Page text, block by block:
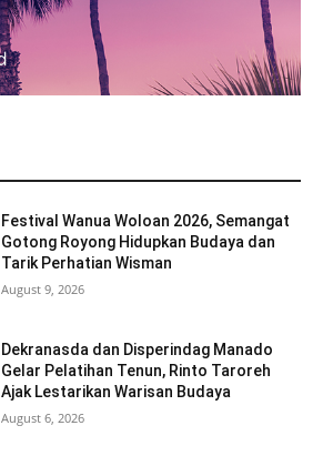
Festival Wanua Woloan 2026, Semangat
Gotong Royong Hidupkan Budaya dan
Tarik Perhatian Wisman
August 9, 2026
Dekranasda dan Disperindag Manado
Gelar Pelatihan Tenun, Rinto Taroreh
Ajak Lestarikan Warisan Budaya
August 6, 2026